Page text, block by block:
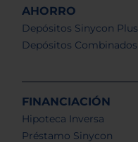
AHORRO
Depósitos Sinycon Plus
Depósitos Combinados
FINANCIACIÓN
Hipoteca Inversa
Préstamo Sinycon